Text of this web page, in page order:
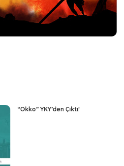
“Okko” YKY’den Çıktı!